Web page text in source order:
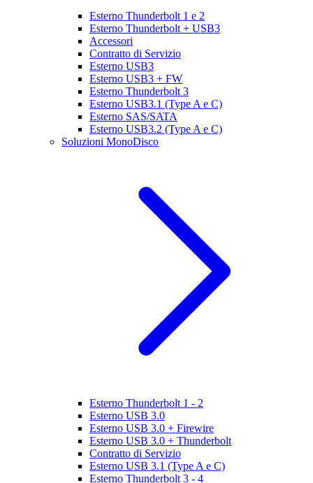
Esterno Thunderbolt 1 e 2
Esterno Thunderbolt + USB3
Accessori
Contratto di Servizio
Esterno USB3
Esterno USB3 + FW
Esterno Thunderbolt 3
Esterno USB3.1 (Type A e C)
Esterno SAS/SATA
Esterno USB3.2 (Type A e C)
Soluzioni MonoDisco
Esterno Thunderbolt 1 - 2
Esterno USB 3.0
Esterno USB 3.0 + Firewire
Esterno USB 3.0 + Thunderbolt
Contratto di Servizio
Esterno USB 3.1 (Type A e C)
Esterno Thunderbolt 3 - 4